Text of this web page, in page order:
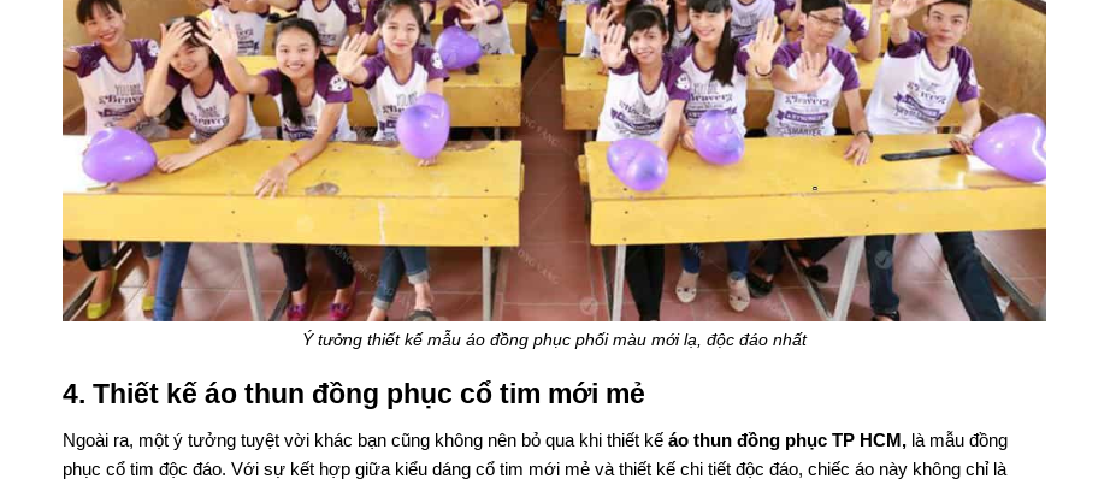
Ý tưởng thiết kế mẫu áo đồng phục phối màu mới lạ, độc đáo nhất
4. Thiết kế áo thun đồng phục cổ tim mới mẻ
Ngoài ra, một ý tưởng tuyệt vời khác bạn cũng không nên bỏ qua khi thiết kế áo thun đồng phục TP HCM, là mẫu đồng
phục cổ tim độc đáo. Với sự kết hợp giữa kiểu dáng cổ tim mới mẻ và thiết kế chi tiết độc đáo, chiếc áo này không chỉ là